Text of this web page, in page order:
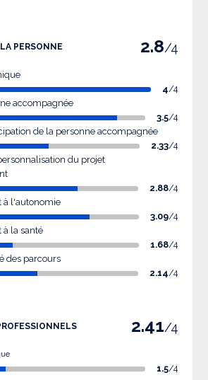
LA PERSONNE 2.8/4
4/4
accompagnée
3.5/4
de la personne accompagnée
2.33/4
du projet
2.88/4
à l'autonomie
3.09/4
la santé
1.68/4
des parcours
2.14/4
2.41/4
1.5/4